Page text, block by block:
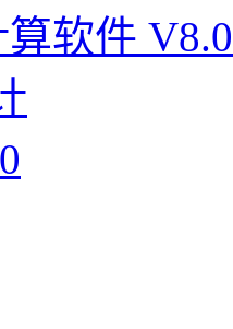
软件